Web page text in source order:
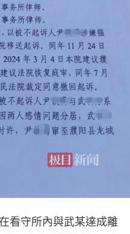
看守所內與武某達成離